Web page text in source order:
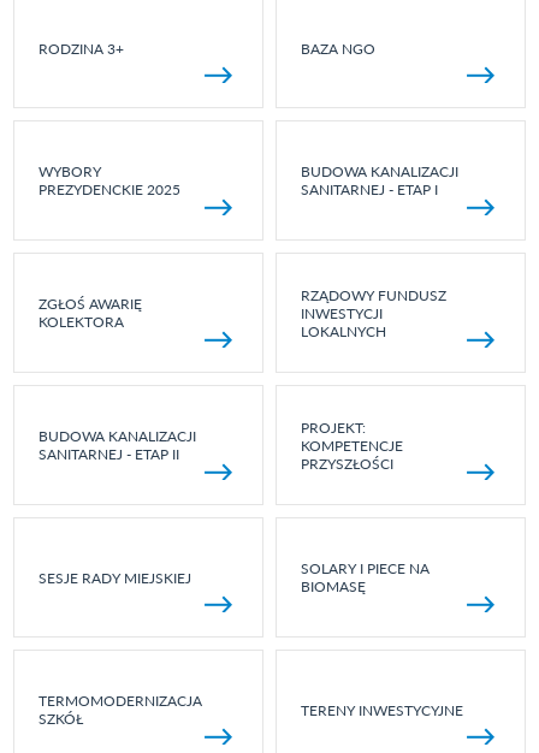
RODZINA 3+ BAZA NGO
WYBORY
PREZYDENCKIE 2025
BUDOWA KANALIZACJI
SANITARNEJ - ETAP I
ZGŁOŚ AWARIĘ
KOLEKTORA
RZĄDOWY FUNDUSZ
INWESTYCJI
LOKALNYCH
BUDOWA KANALIZACJI
SANITARNEJ - ETAP II
PROJEKT:
KOMPETENCJE
PRZYSZŁOŚCI
SESJE RADY MIEJSKIEJ
SOLARY I PIECE NA
BIOMASĘ
TERMOMODERNIZACJA
SZKÓŁ
TERENY INWESTYCYJNE